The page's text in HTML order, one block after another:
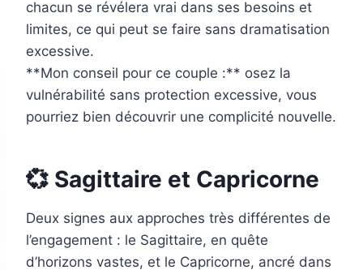
chacun se révélera vrai dans ses besoins et
limites, ce qui peut se faire sans dramatisation
excessive.
**Mon conseil pour ce couple :** osez la
vulnérabilité sans protection excessive, vous
pourriez bien découvrir une complicité nouvelle.
💞 Sagittaire et Capricorne
Deux signes aux approches très différentes de
l’engagement : le Sagittaire, en quête
d’horizons vastes, et le Capricorne, ancré dans